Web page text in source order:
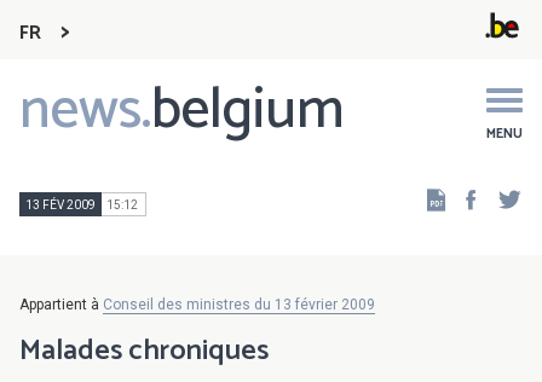
FR
news.belgium MENU
Main
navigation
13 FÉV 2009 15:12
Appartient à Conseil des ministres du 13 février 2009
Malades chroniques